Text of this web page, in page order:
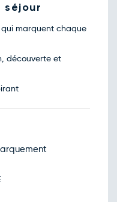
marquent chaque
découverte et